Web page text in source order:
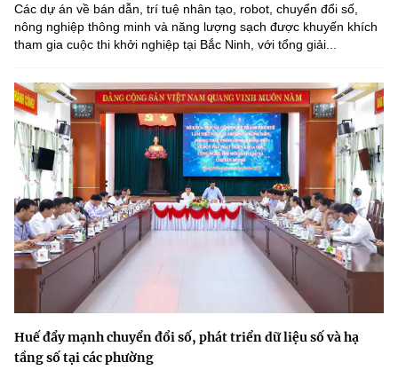
Các dự án về bán dẫn, trí tuệ nhân tạo, robot, chuyển đổi số,
nông nghiệp thông minh và năng lượng sạch được khuyến khích
tham gia cuộc thi khởi nghiệp tại Bắc Ninh, với tổng giải...
Huế đẩy mạnh chuyển đổi số, phát triển dữ liệu số và hạ
tầng số tại các phường